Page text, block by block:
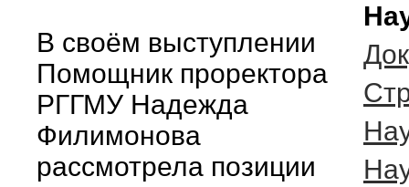
В своём выступлении
Помощник проректора
РГГМУ Надежда
Филимонова
рассмотрела позиции